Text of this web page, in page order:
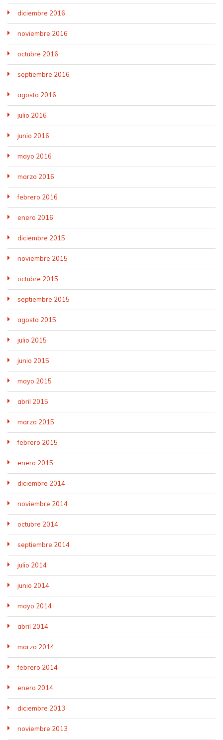
diciembre 2016
noviembre 2016
octubre 2016
septiembre 2016
agosto 2016
julio 2016
junio 2016
mayo 2016
marzo 2016
febrero 2016
enero 2016
diciembre 2015
noviembre 2015
octubre 2015
septiembre 2015
agosto 2015
julio 2015
junio 2015
mayo 2015
abril 2015
marzo 2015
febrero 2015
enero 2015
diciembre 2014
noviembre 2014
octubre 2014
septiembre 2014
julio 2014
junio 2014
mayo 2014
abril 2014
marzo 2014
febrero 2014
enero 2014
diciembre 2013
noviembre 2013